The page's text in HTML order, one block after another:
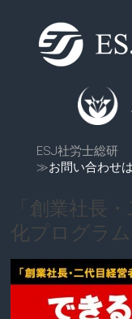
ESJ社労士総研
≫お問い合わせ
「創業社長
化プログラム